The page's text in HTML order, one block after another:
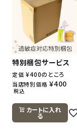
特別梱包サービス
定価 ¥400のところ
当店特別価格 ¥400
税込
カートに入れ
る